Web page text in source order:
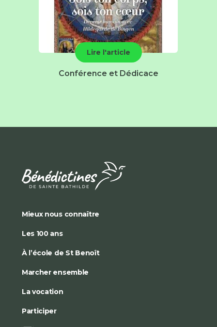
Lire l'article
Conférence et Dédicace
Mieux nous connaître
Les 100 ans
À l’école de St Benoît
Marcher ensemble
La vocation
Participer